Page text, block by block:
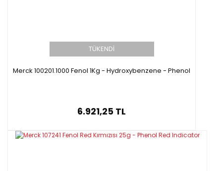
TÜKENDİ
Merck 100201.1000 Fenol 1Kg - Hydroxybenzene - Phenol
6.921,25 TL